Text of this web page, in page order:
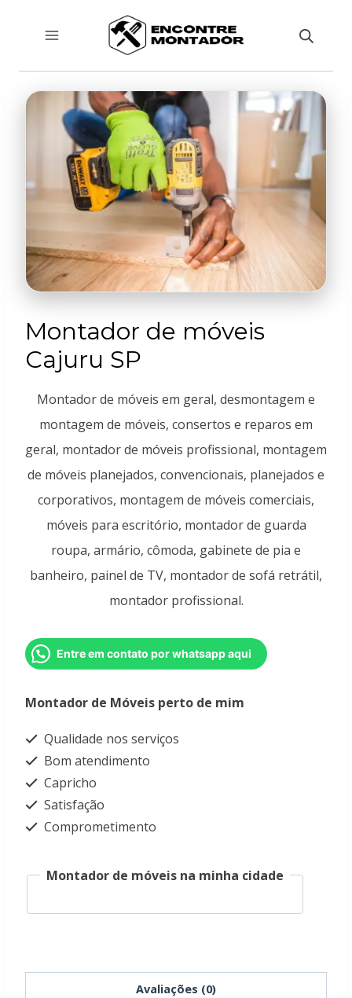
Conteúdo
Montador de móveis
Cajuru SP
Montador de móveis em geral, desmontagem e
montagem de móveis, consertos e reparos em
geral, montador de móveis profissional, montagem
de móveis planejados, convencionais, planejados e
corporativos, montagem de móveis comerciais,
móveis para escritório, montador de guarda
roupa, armário, cômoda, gabinete de pia e
banheiro, painel de TV, montador de sofá retrátil,
montador profissional.
Entre em contato por whatsapp aqui
Montador de Móveis perto de mim
Qualidade nos serviços
Bom atendimento
Capricho
Satisfação
Comprometimento
Montador de móveis na minha cidade
Avaliações (0)